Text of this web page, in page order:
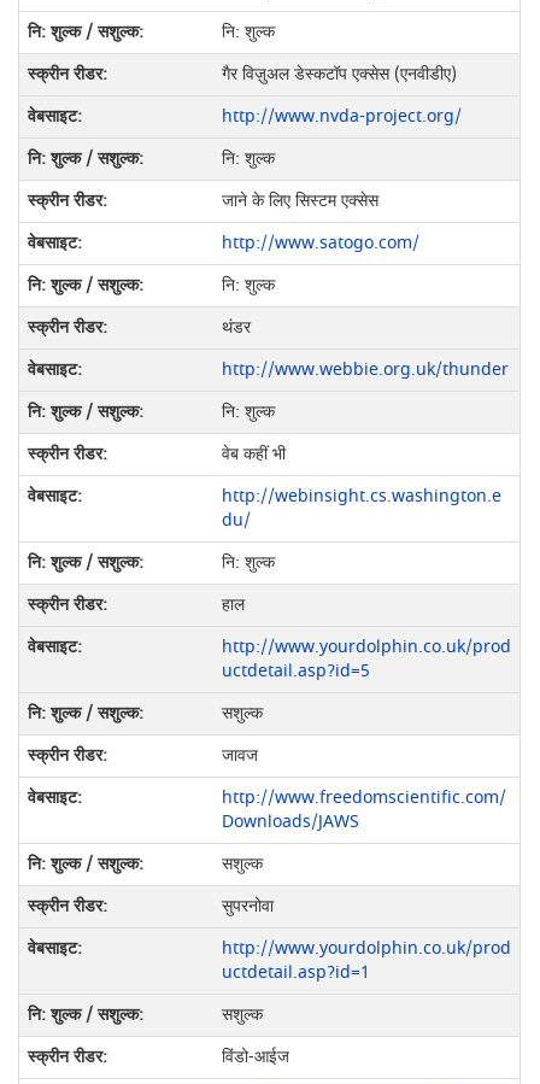
नि: शुल्क
गैर विज़ुअल डेस्कटॉप एक्सेस (एनवीडीए)
http://www.nvda-project.org/
नि: शुल्क
जाने के लिए सिस्टम एक्सेस
http://www.satogo.com/
नि: शुल्क
थंडर
http://www.webbie.org.uk/thunder
नि: शुल्क
वेब कहीं भी
http://webinsight.cs.washington.e
du/
नि: शुल्क
हाल
http://www.yourdolphin.co.uk/prod
uctdetail.asp?id=5
सशुल्क
जावज
http://www.freedomscientific.com/
Downloads/JAWS
सशुल्क
सुपरनोवा
http://www.yourdolphin.co.uk/prod
uctdetail.asp?id=1
सशुल्क
विंडो-आईज